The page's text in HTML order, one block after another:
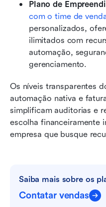
Plano de
com o time de
personalizados,
ilimitados com
automação,
gerenciamento.
Os níveis transparentes
automação nativa e
simplificam auditorias e
escolha financeiramente
empresa que busque
Saiba mais sobre os
Contatar vendas